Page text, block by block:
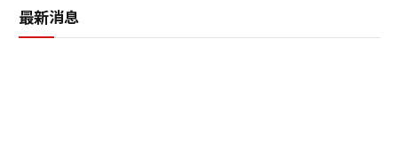
最新消息